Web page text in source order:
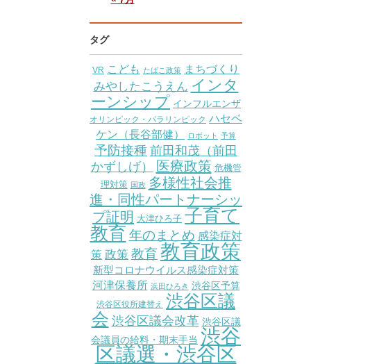
タグ
VR こども たばこ政策 まちづくり
みやしたこうえん インタ
ーンシップ インフルエンザ
オリンピック・パラリンピック ハセベ
ケン（長谷部健）
ロボット 予算
予防接種 前田和茂（前田
かずしげ）
医療政策 危機管
理対策 国政 多様性社会推
進・同性パートナーシッ
プ証明 大津ひろ子 子育て
教育 年のまとめ 感染症対
策 政策 教育教育政策
新型コロナウイルス感染症対策
河津保養所 浜田ひろき 渋谷区予算
渋谷区役所建替え 渋谷区議
会 渋谷区議会改革 渋谷区議
会議員の給料・期末手当 渋谷
区議選・渋谷区